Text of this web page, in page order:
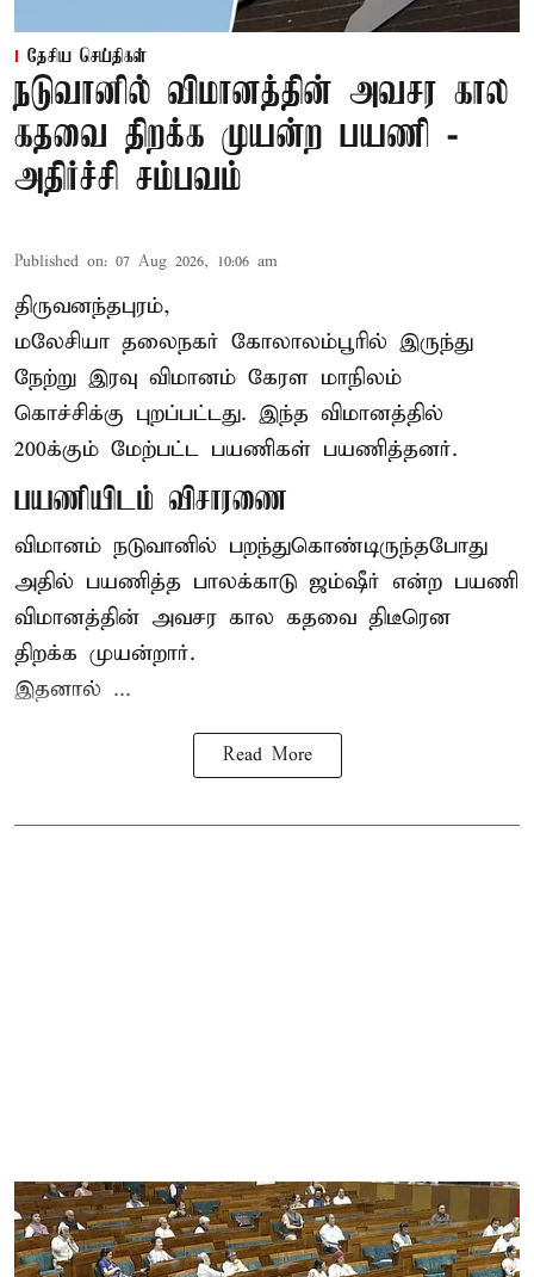
தேசிய செய்திகள்
நடுவானில் விமானத்தின் அவசர கால
கதவை திறக்க முயன்ற பயணி -
அதிர்ச்சி சம்பவம்
Published on: 07 Aug 2026, 10:06 am
திருவனந்தபுரம்,
மலேசியா தலைநகர் கோலாலம்பூரில் இருந்து
நேற்று இரவு விமானம் கேரள மாநிலம்
கொச்சிக்கு புறப்பட்டது. இந்த விமானத்தில்
200க்கும் மேற்பட்ட பயணிகள் பயணித்தனர்.
பயணியிடம் விசாரணை
விமானம் நடுவானில் பறந்துகொண்டிருந்தபோது
அதில் பயணித்த பாலக்காடு ஜம்ஷீர் என்ற பயணி
விமானத்தின் அவசர கால கதவை திடீரென
திறக்க முயன்றார்.
இதனால் ...
Read More